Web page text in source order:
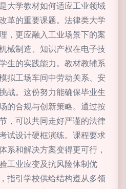
大学教材如何适应工业领域
革的重要课题。法律类大学
，更应融入工业场景下的案
械制造、知识产权在电子技
生的实践能力。教材教辅系
拟工场车间中劳动关系、安
战。这份努力能确保毕业生
的合规与创新策略。通过按
，可以共同走好严谨的法律
试设计硬框演练。课程要求
系和解决方案变得更可行，
工业应变及抗风险体制优
指引学校供给结构遵从多领